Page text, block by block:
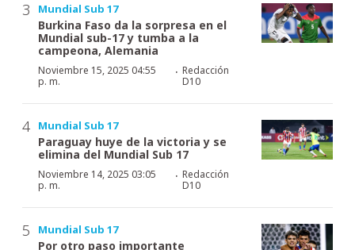
Mundial Sub 17
Burkina Faso da la sorpresa en el
Mundial sub-17 y tumba a la
campeona, Alemania
Noviembre 15, 2025 04:55
p. m.
·Redacción
D10
Mundial Sub 17
Paraguay huye de la victoria y se
elimina del Mundial Sub 17
Noviembre 14, 2025 03:05
p. m.
·Redacción
D10
Mundial Sub 17
Por otro paso importante